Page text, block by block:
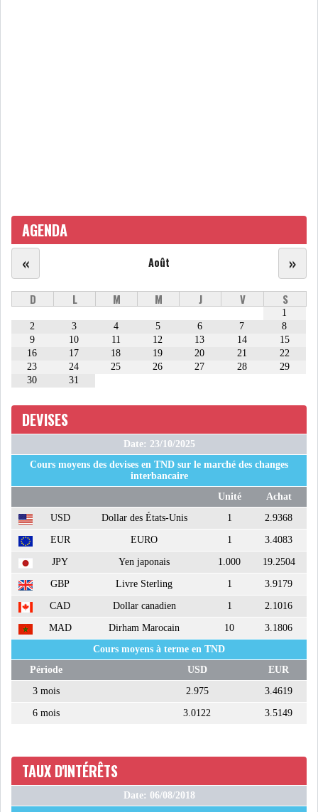
MAGHREB VA VERS...
TRANSITION VERTE AU
MAGHREB : ENTRE OPPO...
INTERNATIONAL
AFRIQUE DU NORD
USA & CANADA
AFRIQUE
EUROPE
AMÉRIQUE LATINE RESTE DU MONDE
LA CHINE CONSOLIDE SA
PLACE PARMI LES LE...
AGENDA
Août
« »
D L M M J V S
1
2
3 4 5 6 7
8
9
10 11 12 13 14
15
16
17 18 19 20 21
22
23
24 25 26 27 28
29
30
31
DEVISES
Date: 23/10/2025
Cours moyens des devises en TND sur le marché des changes
interbancaire
Unité
Achat
USD
Dollar des États-Unis 1 2.9368
EUR EURO 1 3.4083
JPY Yen japonais 1.000 19.2504
GBP Livre Sterling 1 3.9179
CAD Dollar canadien 1 2.1016
MAD Dirham Marocain 10
3.1806
Cours moyens à terme en TND
Période
USD
EUR
3 mois
2.975 3.4619
6 mois 3.0122 3.5149
TAUX D'INTÉRÊTS
Date: 06/08/2018